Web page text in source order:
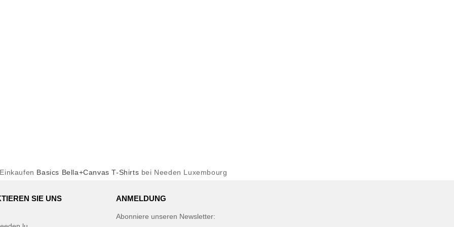
Einkaufen Basics Bella+Canvas T-Shirts bei Needen Luxembourg
SIE UNS ANMELDUNG
Abonniere unseren Newsletter: